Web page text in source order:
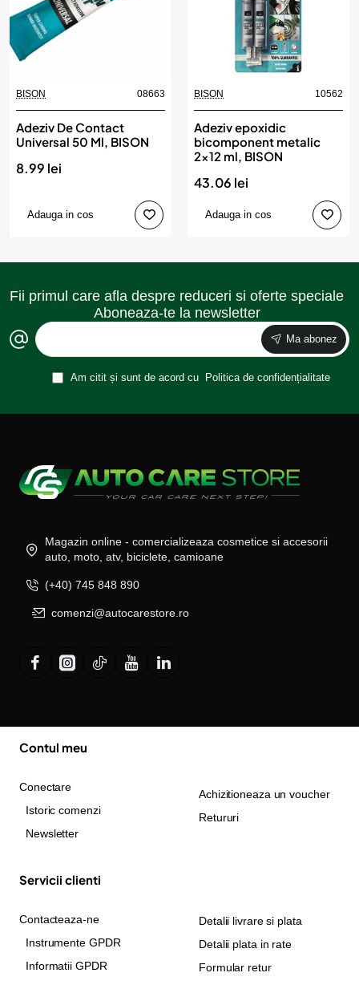
BISON 08663
Adeziv De Contact
Universal 50 Ml, BISON
8.99 lei
Adauga in cos
BISON 10562
Adeziv epoxidic
bicomponent metalic
2x12 ml, BISON
43.06 lei
Adauga in cos
Fii primul care afla despre reduceri si oferte speciale
Aboneaza-te la newsletter
Ma abonez
Am citit și sunt de acord cu Politica de confidențialitate
Magazin online - comercializeaza cosmetice si accesorii
auto, moto, atv, biciclete, camioane
(+40) 745 848 890
comenzi@autocarestore.ro
Contul meu
Conectare
Istoric comenzi
Newsletter
Achizitioneaza un voucher
Retururi
Servicii clienti
Contacteaza-ne
Instrumente GPDR
Informatii GPDR
Detalii livrare si plata
Detalii plata in rate
Formular retur